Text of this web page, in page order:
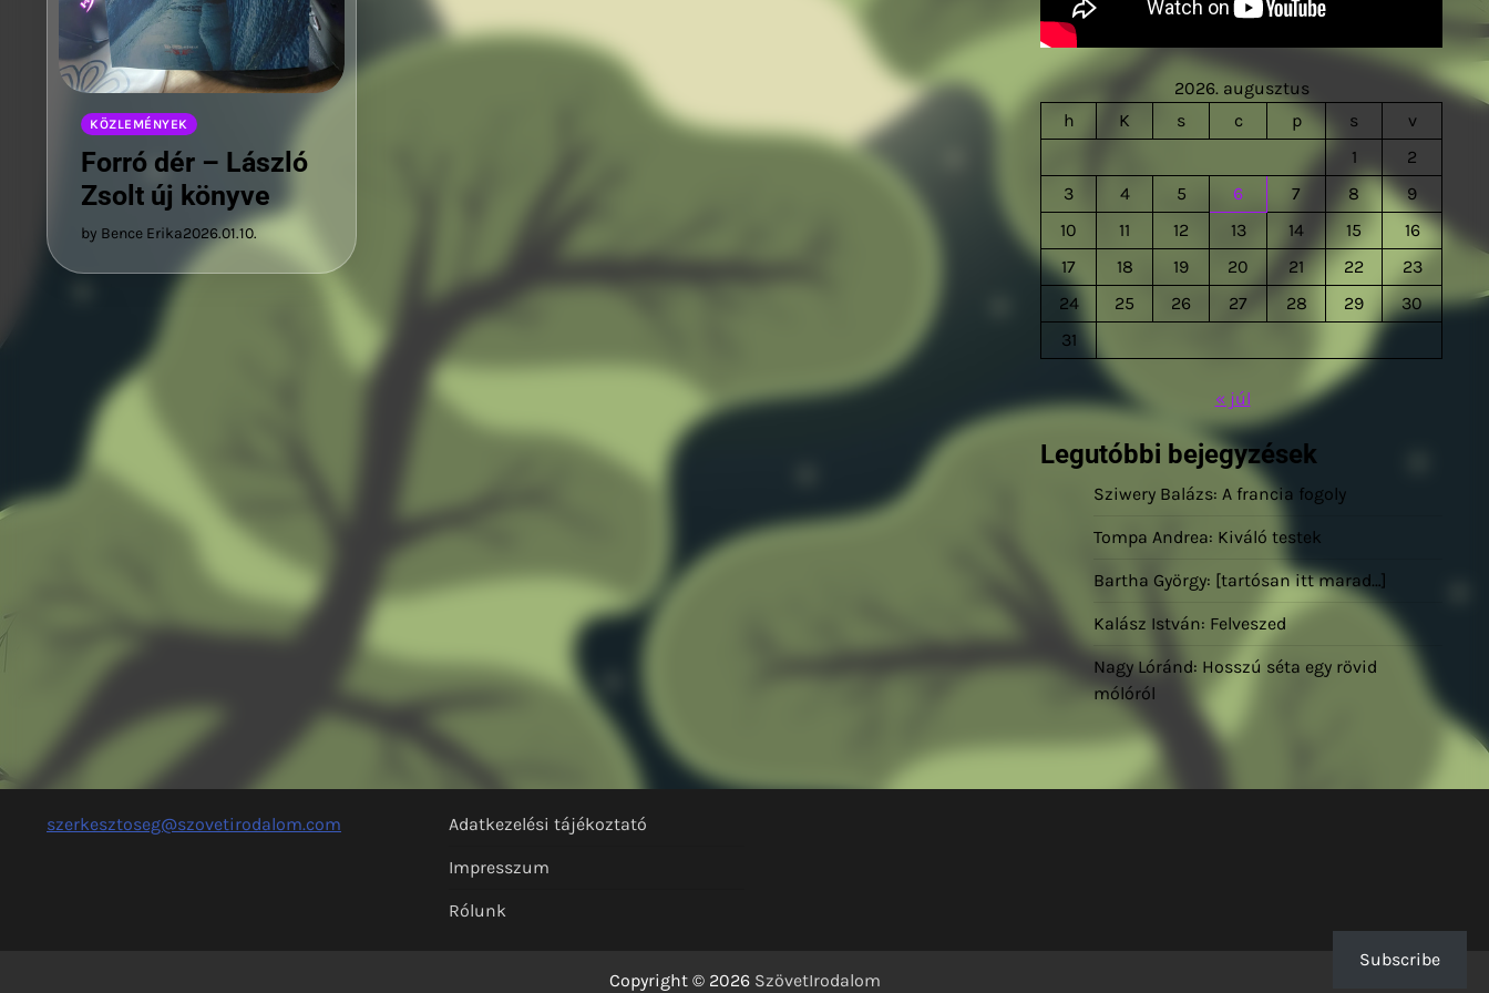
KÖZLEMÉNYEK
Forró dér – László
Zsolt új könyve
by Bence Erika2026.01.10.
2026. augusztus
h
K s c p s
v
1
2
3
4 5 6 7 8
9
10
11 12 13 14 15
16
17
18 19 20 21 22
23
24
25 26 27 28 29
30
31
« júl
Legutóbbi bejegyzések
Sziwery Balázs: A francia fogoly
Tompa Andrea: Kiváló testek
Bartha György: [tartósan itt marad…]
Kalász István: Felveszed
Nagy Lóránd: Hosszú séta egy rövid
mólóról
szerkesztoseg@szovetirodalom.com Adatkezelési tájékoztató
Impresszum
Rólunk
Copyright © 2026 SzövetIrodalom
Subscribe